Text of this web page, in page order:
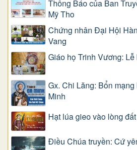
Thông Báo của Ban
Mỹ Tho
Chứng nhân Đại Hội
Vang
Giáo họ Trinh Vương:
Gx. Chi Lăng: Bổn
Minh
Hạt lúa gieo vào lòng đất
Điều Chúa truyền: Cứ